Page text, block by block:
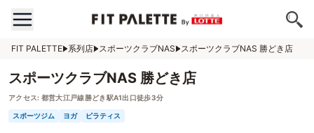
FIT PALETTE 系列店 スポーツクラブNAS スポーツクラブNAS 勝どき店
スポーツクラブNAS 勝どき店
アクセス: 都営大江戸線勝どき駅A1出口徒歩3分
スポーツジム ヨガ ピラティス